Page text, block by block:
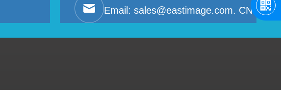
Email: sales@eastimage.com. CN